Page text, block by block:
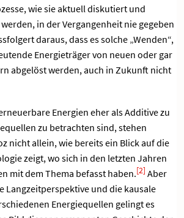
wie sie aktuell diskutiert und
in der Vergangenheit nie gegeben
daraus, dass es solche „Wenden“,
Energieträger von neuen oder gar
abgelöst werden, auch in Zukunft nicht
Energien eher als Additive zu
zu betrachten sind, stehen
nicht allein, wie bereits ein Blick auf die
zeigt, wo sich in den letzten Jahren
mit dem Thema befasst haben.[2] Aber
Langzeitperspektive und die kausale
Energiequellen gelingt es